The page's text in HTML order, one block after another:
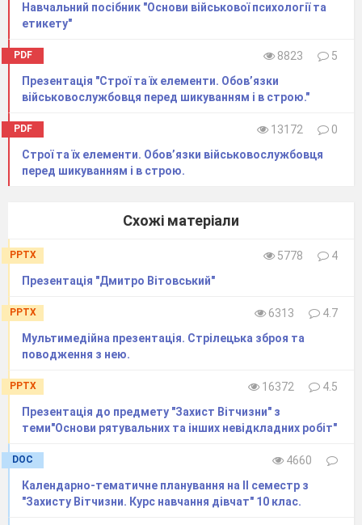
Навчальний посібник "Основи військової психології та
етикету"
PDF 8823
5
Презентація "Строї та їх елементи. Обов’язки
військовослужбовця перед шикуванням і в строю."
PDF 13172
0
Строї та їх елементи. Обов’язки військовослужбовця
перед шикуванням і в строю.
Схожі матеріали
PPTX 5778
4
Презентація "Дмитро Вітовський"
PPTX 6313
4.7
Мультимедійна презентація. Стрілецька зброя та
поводження з нею.
PPTX 16372
4.5
Презентація до предмету "Захист Вітчизни" з
теми"Основи рятувальних та інших невідкладних робіт"
DOC
4660
Календарно-тематичне планування на ІІ семестр з
"Захисту Вітчизни. Курс навчання дівчат" 10 клас.